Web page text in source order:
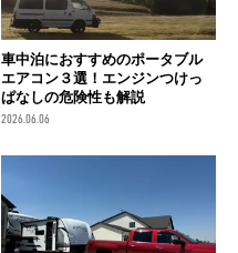
車中泊におすすめのポータブル
エアコン３選！エンジンつけっ
ぱなしの危険性も解説
2026.06.06